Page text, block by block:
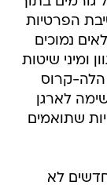
"יש לנו מגוון ומיני שיטות
הלה-קרוס
לארגן
שתואמים
לא
הנאה